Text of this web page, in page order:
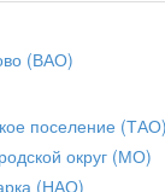
(ВАО)
поселение (ТАО)
округ (МО)
(НАО)